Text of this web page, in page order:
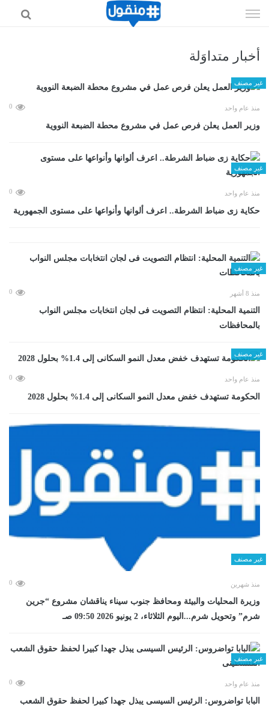
الى
أخبار متداوَلة
غير مصنف
منذ عام واحد 0
وزير العمل يعلن فرص عمل في مشروع محطة الضبعة النووية
غير مصنف
منذ عام واحد 0
حكاية زى ضباط الشرطة.. اعرف ألوانها وأنواعها على مستوى الجمهورية
غير مصنف
منذ 8 أشهر 0
التنمية المحلية: انتظام التصويت فى لجان انتخابات مجلس النواب
بالمحافظات
غير مصنف
منذ عام واحد 0
الحكومة تستهدف خفض معدل النمو السكانى إلى 1.4% بحلول 2028
غير مصنف
منذ شهرين 0
وزيرة المحليات والبيئة ومحافظ جنوب سيناء يناقشان مشروع “جرين
شرم” وتحويل شرم...اليوم الثلاثاء، 2 يونيو 2026 09:50 صـ
غير مصنف
منذ عام واحد 0
البابا تواضروس: الرئيس السيسى يبذل جهدا كبيرا لحفظ حقوق الشعب